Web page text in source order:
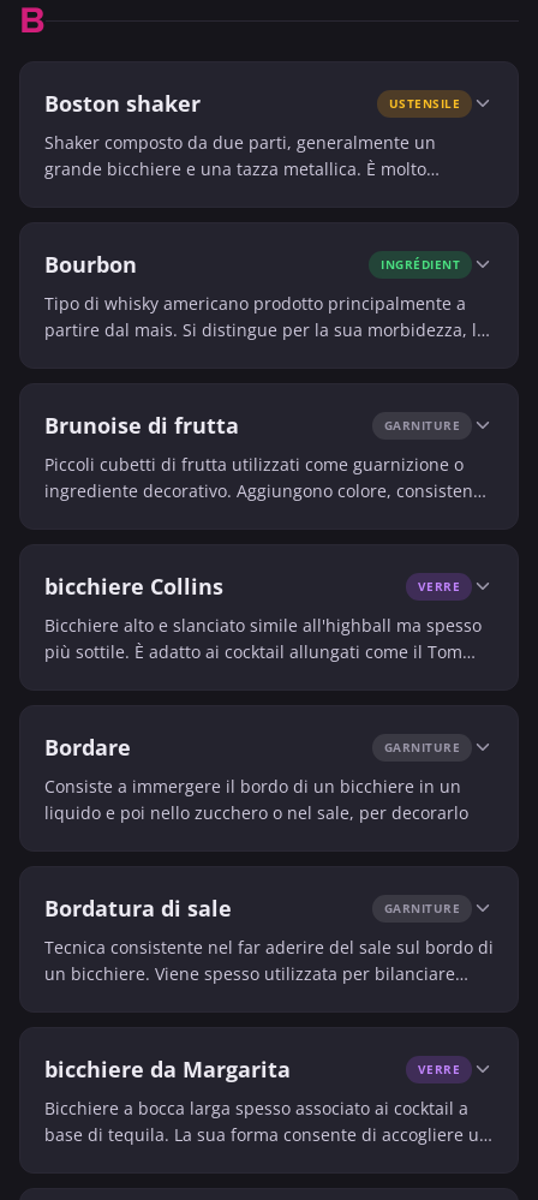
B
Boston shaker USTENSILE
Shaker composto da due parti, generalmente un
grande bicchiere e una tazza metallica. È molto
Bourbon INGRÉDIENT
Tipo di whisky americano prodotto principalmente a
partire dal mais. Si distingue per la sua morbidezza, le
Brunoise di frutta GARNITURE
Piccoli cubetti di frutta utilizzati come guarnizione o
ingrediente decorativo. Aggiungono colore, consistenza
bicchiere Collins VERRE
Bicchiere alto e slanciato simile all'highball ma spesso
più sottile. È adatto ai cocktail allungati come il Tom
Bordare GARNITURE
Consiste a immergere il bordo di un bicchiere in un
liquido e poi nello zucchero o nel sale, per decorarlo
Bordatura di sale GARNITURE
Tecnica consistente nel far aderire del sale sul bordo di
un bicchiere. Viene spesso utilizzata per bilanciare
bicchiere da Margarita VERRE
Bicchiere a bocca larga spesso associato ai cocktail a
base di tequila. La sua forma consente di accogliere un
distintiva.